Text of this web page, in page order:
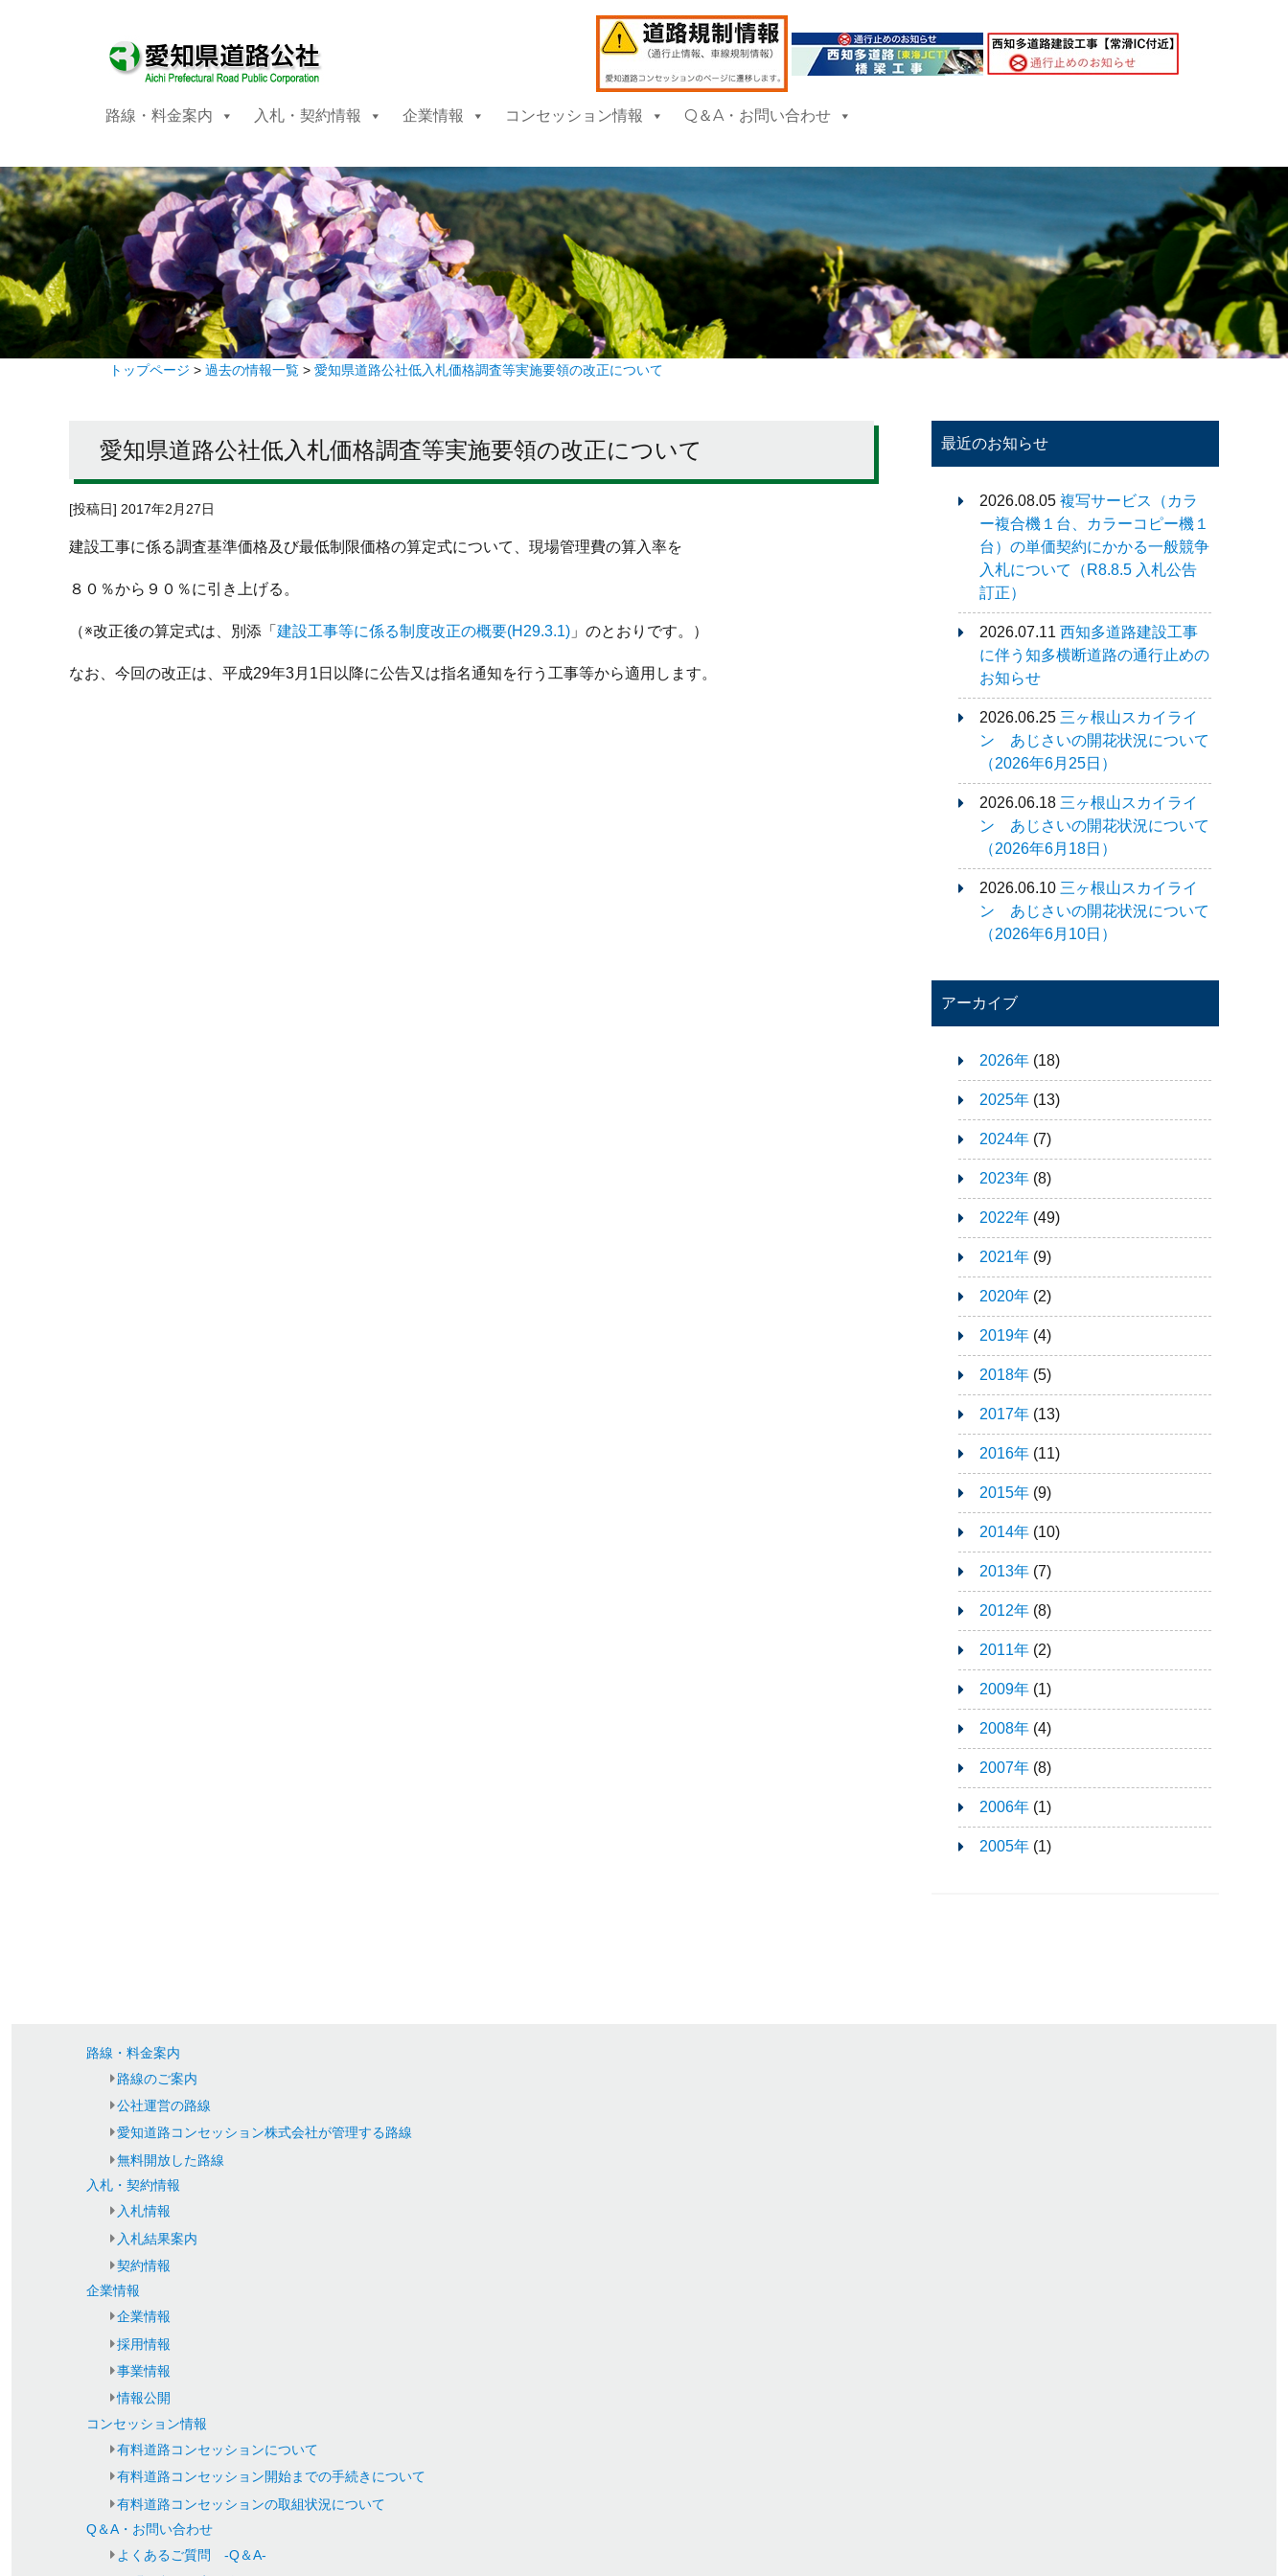
路線・料金案内 入札・契約情報 企業情報 コンセッション情報 Q＆A・お問い合わせ
トップページ > 過去の情報一覧> 愛知県道路公社低入札価格調査等実施要領の改正について
愛知県道路公社低入札価格調査等実施要領の改正について
[投稿日] 2017年2月27日
建設工事に係る調査基準価格及び最低制限価格の算定式について、現場管理費の算入率を
８０％から９０％に引き上げる。
（※改正後の算定式は、別添「 建設工事等に係る制度改正の概要(H29.3.1) 」のとおりです。）
なお、今回の改正は、平成29年3月1日以降に公告又は指名通知を行う工事等から適用します。
最近のお知らせ
2026.08.05 複写サービス（カラ
ー複合機１台、カラーコピー機１
台）の単価契約にかかる一般競争
入札について（R8.8.5 入札公告
訂正）
2026.07.11 西知多道路建設工事
に伴う知多横断道路の通行止めの
お知らせ
2026.06.25 三ヶ根山スカイライ
ン あじさいの開花状況について
（2026年6月25日）
2026.06.18 三ヶ根山スカイライ
ン あじさいの開花状況について
（2026年6月18日）
2026.06.10 三ヶ根山スカイライ
ン あじさいの開花状況について
（2026年6月10日）
アーカイブ
2026年 (18)
2025年 (13)
2024年 (7)
2023年 (8)
2022年 (49)
2021年 (9)
2020年 (2)
2019年 (4)
2018年 (5)
2017年 (13)
2016年 (11)
2015年 (9)
2014年 (10)
2013年 (7)
2012年 (8)
2011年 (2)
2009年 (1)
2008年 (4)
2007年 (8)
2006年 (1)
2005年 (1)
路線・料金案内
路線のご案内
公社運営の路線
愛知道路コンセッション株式会社が管理する路線
無料開放した路線
入札・契約情報
入札情報
入札結果案内
契約情報
企業情報
企業情報
採用情報
事業情報
情報公開
コンセッション情報
有料道路コンセッションについて
有料道路コンセッション開始までの手続きについて
有料道路コンセッションの取組状況について
Q＆A・お問い合わせ
よくあるご質問 -Q＆A-